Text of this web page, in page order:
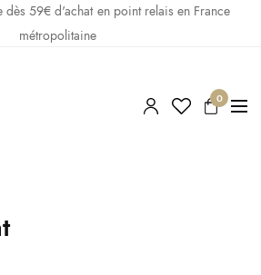
dès 59€ d'achat en point relais en France
métropolitaine
0